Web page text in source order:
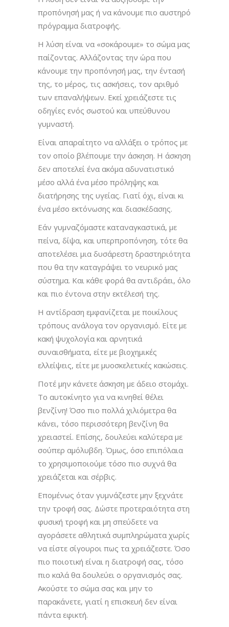
προπόνησή μας ή να κάνουμε πιο αυστηρό
πρόγραμμα διατροφής.
Η λύση είναι να «σοκάρουμε» το σώμα μας
παίζοντας. Αλλάζοντας την ώρα που
κάνουμε την προπόνησή μας, την έντασή
της, το μέρος, τις ασκήσεις, τον αριθμό
των επαναλήψεων. Εκεί χρειάζεστε τις
οδηγίες ενός σωστού και υπεύθυνου
γυμναστή.
Είναι απαραίτητο να αλλάξει ο τρόπος με
τον οποίο βλέπουμε την άσκηση. Η άσκηση
δεν αποτελεί ένα ακόμα αδυνατιστικό
μέσο αλλά ένα μέσο πρόληψης και
διατήρησης της υγείας. Γιατί όχι, είναι κι
ένα μέσο εκτόνωσης και διασκέδασης.
Εάν γυμναζόμαστε καταναγκαστικά, με
πείνα, δίψα, και υπερπροπόνηση, τότε θα
αποτελέσει μια δυσάρεστη δραστηριότητα
που θα την καταγράψει το νευρικό μας
σύστημα. Και κάθε φορά θα αντιδράει, όλο
και πιο έντονα στην εκτέλεσή της.
Η αντίδραση εμφανίζεται με ποικίλους
τρόπους ανάλογα τον οργανισμό. Είτε με
κακή ψυχολογία και αρνητικά
συναισθήματα, είτε με βιοχημικές
ελλείψεις, είτε με μυοσκελετικές κακώσεις.
Ποτέ μην κάνετε άσκηση με άδειο στομάχι.
Το αυτοκίνητο για να κινηθεί θέλει
βενζίνη! Όσο πιο πολλά χιλιόμετρα θα
κάνει, τόσο περισσότερη βενζίνη θα
χρειαστεί. Επίσης, δουλεύει καλύτερα με
σούπερ αμόλυβδη. Όμως, όσο επιπόλαια
το χρησιμοποιούμε τόσο πιο συχνά θα
χρειάζεται και σέρβις.
Επομένως όταν γυμνάζεστε μην ξεχνάτε
την τροφή σας. Δώστε προτεραιότητα στη
φυσική τροφή και μη σπεύδετε να
αγοράσετε αθλητικά συμπληρώματα χωρίς
να είστε σίγουροι πως τα χρειάζεστε. Όσο
πιο ποιοτική είναι η διατροφή σας, τόσο
πιο καλά θα δουλεύει ο οργανισμός σας.
Ακούστε το σώμα σας και μην το
παρακάνετε, γιατί η επισκευή δεν είναι
πάντα εφικτή.